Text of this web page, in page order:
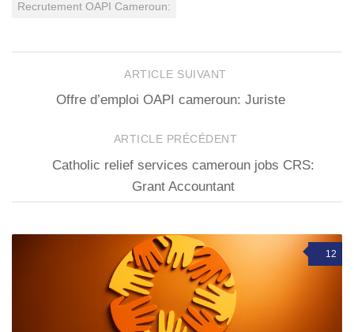
Recrutement OAPI Cameroun:
ARTICLE SUIVANT
Offre d’emploi OAPI cameroun: Juriste
ARTICLE PRÉCÉDENT
Catholic relief services cameroun jobs CRS:
Grant Accountant
12